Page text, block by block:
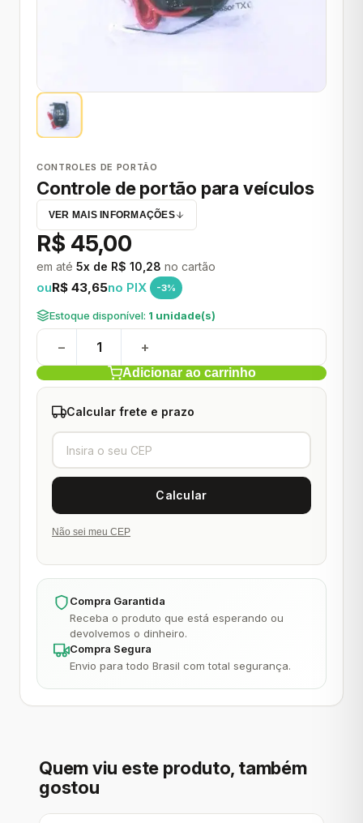
CONTROLES DE PORTÃO
Controle de portão para veículos
VER MAIS INFORMAÇÕES
R$ 45,00
em até 5x de R$ 10,28 no cartão
ouR$ 43,65no PIX -3%
Estoque disponível: 1 unidade(s)
− +
Adicionar ao carrinho
Calcular frete e prazo
Não sei meu CEP
Compra Garantida
Receba o produto que está esperando ou
devolvemos o dinheiro.
Compra Segura
Envio para todo Brasil com total segurança.
Quem viu este produto, também
gostou